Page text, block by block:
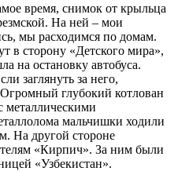
время, снимок от крыльца
На ней – мои
мы расходимся по домам.
в сторону «Детского мира»,
на остановку автобуса.
заглянуть за него,
глубокий котлован
мальчишки ходили
На другой стороне
«Кирпич». За ним были
«Узбекистан».